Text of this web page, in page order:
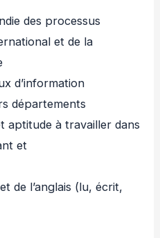
des processus
et de la
d’information
départements
aptitude à travailler dans
et
de l’anglais (lu, écrit,